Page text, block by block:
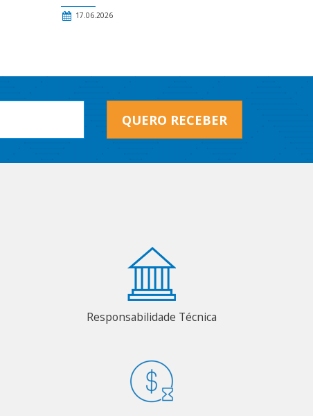
17.06.2026
QUERO RECEBER
Responsabilidade Técnica